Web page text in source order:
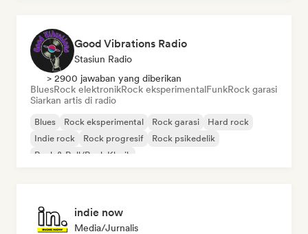
Good Vibrations Radio
Stasiun Radio
> 2900 jawaban yang diberikan
BluesRock elektronikRock eksperimentalFunkRock garasi
Siarkan artis di radio
Blues Rock eksperimental Rock garasi
Hard rock
Indie rock
Rock progresif
Rock psikedelik
Rock & Roll/Rock Klasik
indie now
Media/Jurnalis